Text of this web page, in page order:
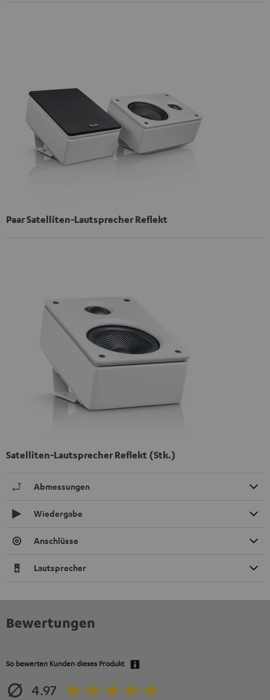
Paar Satelliten-Lautsprecher Reflekt
Satelliten-Lautsprecher Reflekt (Stk.)
Abmessungen
Wiedergabe
Anschlüsse
Lautsprecher
Bewertungen
So bewerten Kunden dieses Produkt
4.97